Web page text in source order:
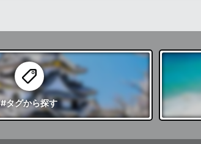
#タグから探す